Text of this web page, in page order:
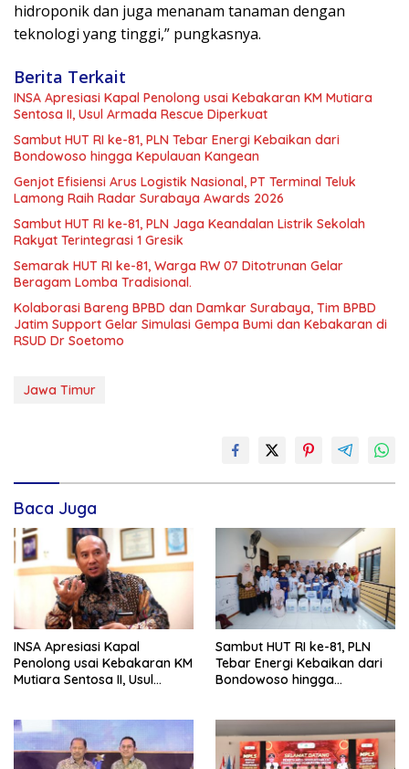
hidroponik dan juga menanam tanaman dengan
teknologi yang tinggi,” pungkasnya.
Berita Terkait
INSA Apresiasi Kapal Penolong usai Kebakaran KM Mutiara
Sentosa II, Usul Armada Rescue Diperkuat
Sambut HUT RI ke-81, PLN Tebar Energi Kebaikan dari
Bondowoso hingga Kepulauan Kangean
Genjot Efisiensi Arus Logistik Nasional, PT Terminal Teluk
Lamong Raih Radar Surabaya Awards 2026
Sambut HUT RI ke-81, PLN Jaga Keandalan Listrik Sekolah
Rakyat Terintegrasi 1 Gresik
Semarak HUT RI ke-81, Warga RW 07 Ditotrunan Gelar
Beragam Lomba Tradisional.
Kolaborasi Bareng BPBD dan Damkar Surabaya, Tim BPBD
Jatim Support Gelar Simulasi Gempa Bumi dan Kebakaran di
RSUD Dr Soetomo
Jawa Timur
Baca Juga
INSA Apresiasi Kapal
Penolong usai Kebakaran KM
Mutiara Sentosa II, Usul
Sambut HUT RI ke-81, PLN
Tebar Energi Kebaikan dari
Bondowoso hingga